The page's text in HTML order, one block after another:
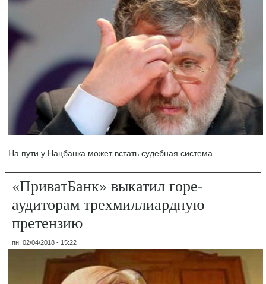
На пути у Нацбанка может встать судебная система.
«ПриватБанк» выкатил горе-
аудиторам трехмиллиардную
претензию
пн, 02/04/2018 - 15:22